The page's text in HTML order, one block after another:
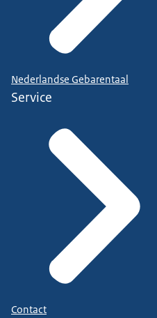
Nederlandse Gebarentaal
Service
Contact